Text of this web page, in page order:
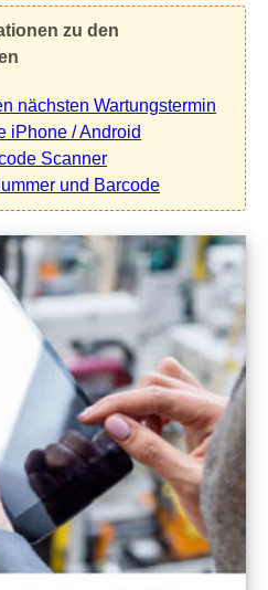
zu den
nächsten Wartungstermin
iPhone / Android
Scanner
und Barcode